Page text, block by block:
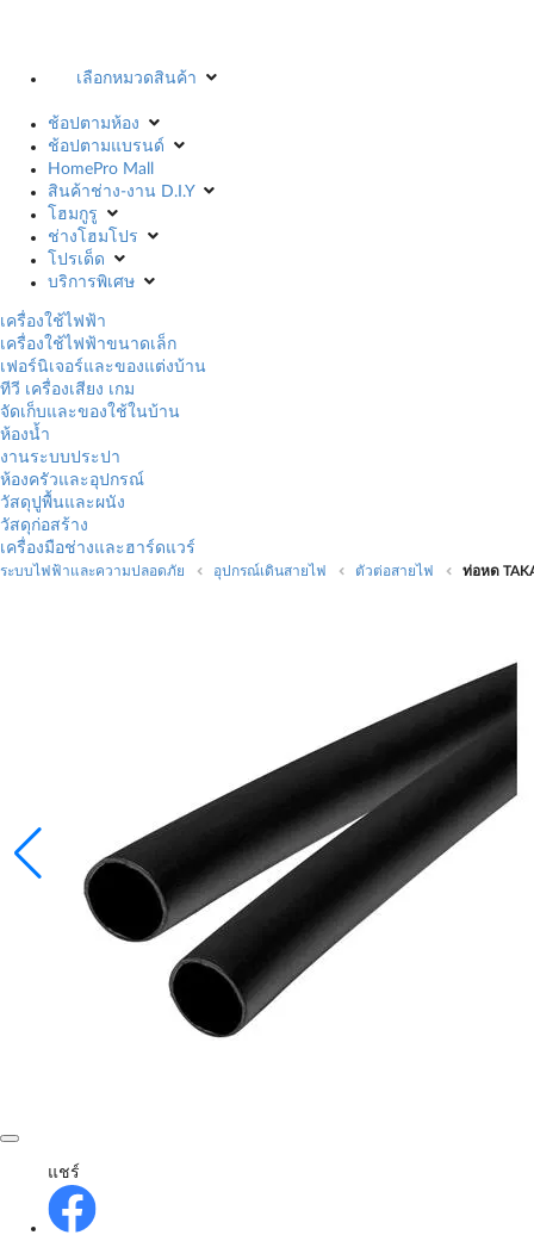
เลือกหมวดสินค้า
ช้อปตามห้อง
ช้อปตามแบรนด์
HomePro Mall
สินค้าช่าง-งาน D.I.Y
โฮมกูรู
ช่างโฮมโปร
โปรเด็ด
บริการพิเศษ
เครื่องใช้ไฟฟ้า
เครื่องใช้ไฟฟ้าขนาดเล็ก
เฟอร์นิเจอร์และของแต่งบ้าน
ทีวี เครื่องเสียง เกม
จัดเก็บและของใช้ในบ้าน
ห้องน้ำ
งานระบบประปา
ห้องครัวและอุปกรณ์
วัสดุปูพื้นและผนัง
วัสดุก่อสร้าง
เครื่องมือช่างและฮาร์ดแวร์
ระบบไฟฟ้าและความปลอดภัย อุปกรณ์เดินสายไฟ ตัวต่อสายไฟ ท่อหด
แชร์